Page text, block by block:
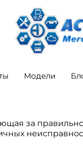
Модели
за